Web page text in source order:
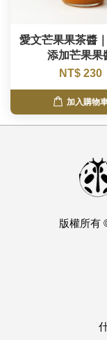
愛文芒果果茶醬
添加芒果果
NT$ 230
加入購物
版權所有